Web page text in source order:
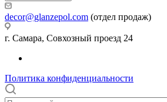
decor@glanzepol.com (отдел продаж)
г. Самара, Совхозный проезд 24
Политика конфиденциальности